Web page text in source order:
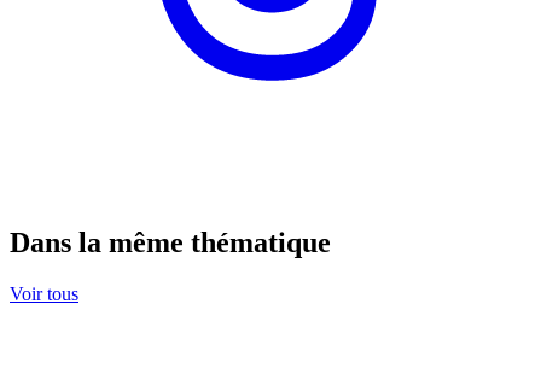
Dans la même thématique
Voir tous